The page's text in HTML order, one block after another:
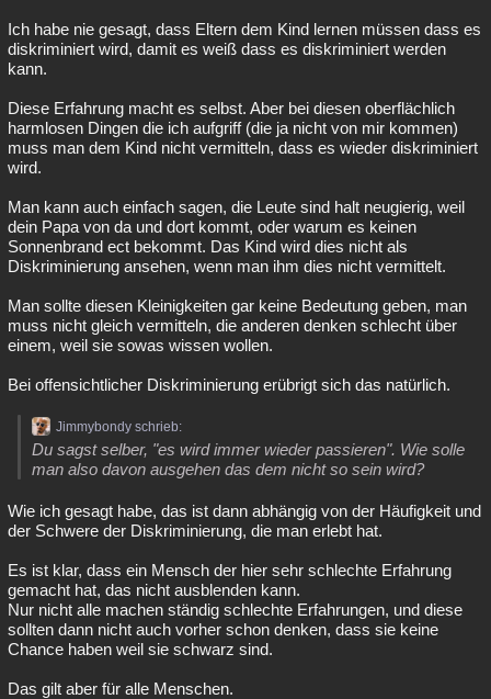
Ich habe nie gesagt, dass Eltern dem Kind lernen müssen dass es
diskriminiert wird, damit es weiß dass es diskriminiert werden
kann.
Diese Erfahrung macht es selbst. Aber bei diesen oberflächlich
harmlosen Dingen die ich aufgriff (die ja nicht von mir kommen)
muss man dem Kind nicht vermitteln, dass es wieder diskriminiert
wird.
Man kann auch einfach sagen, die Leute sind halt neugierig, weil
dein Papa von da und dort kommt, oder warum es keinen
Sonnenbrand ect bekommt. Das Kind wird dies nicht als
Diskriminierung ansehen, wenn man ihm dies nicht vermittelt.
Man sollte diesen Kleinigkeiten gar keine Bedeutung geben, man
muss nicht gleich vermitteln, die anderen denken schlecht über
einem, weil sie sowas wissen wollen.
Bei offensichtlicher Diskriminierung erübrigt sich das natürlich.
Jimmybondy schrieb:
Du sagst selber, "es wird immer wieder passieren". Wie solle
man also davon ausgehen das dem nicht so sein wird?
Wie ich gesagt habe, das ist dann abhängig von der Häufigkeit und
der Schwere der Diskriminierung, die man erlebt hat.
Es ist klar, dass ein Mensch der hier sehr schlechte Erfahrung
gemacht hat, das nicht ausblenden kann.
Nur nicht alle machen ständig schlechte Erfahrungen, und diese
sollten dann nicht auch vorher schon denken, dass sie keine
Chance haben weil sie schwarz sind.
Das gilt aber für alle Menschen.